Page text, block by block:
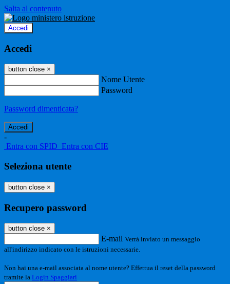
Salta al contenuto
Accedi
Accedi
button close ×
Nome Utente
Password
Password dimenticata?
-
Entra con SPID Entra con CIE
Seleziona utente
button close ×
Recupero password
button close ×
E-mail Verrà inviato un messaggio
all'indirizzo indicato con le istruzioni necessarie.
Non hai una e-mail associata al nome utente? Effettua il reset della password
tramite la Login Spaggiari